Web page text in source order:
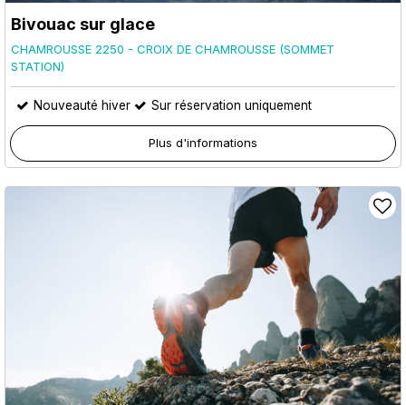
Bivouac sur glace
CHAMROUSSE 2250 - CROIX DE CHAMROUSSE (SOMMET
STATION)
Nouveauté hiver Sur réservation uniquement
Plus d'informations